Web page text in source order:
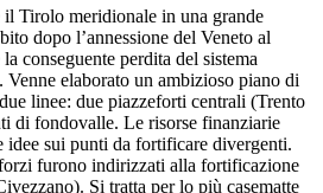
il Tirolo meridionale in una grande
dopo l’annessione del Veneto al
conseguente perdita del sistema
elaborato un ambizioso piano di
linee: due piazzeforti centrali (Trento
di fondovalle. Le risorse finanziarie
idee sui punti da fortificare divergenti.
furono indirizzati alla fortificazione
Si tratta per lo più casematte